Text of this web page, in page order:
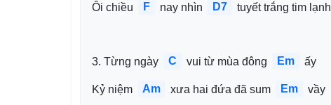
Ôi chiều F nay nhìn D7 tuyết trắng tim lạnh
3. Từng ngày C vui từ mùa đông Em ấy
Kỷ niệm Am xưa hai đứa đã sum Em vầy